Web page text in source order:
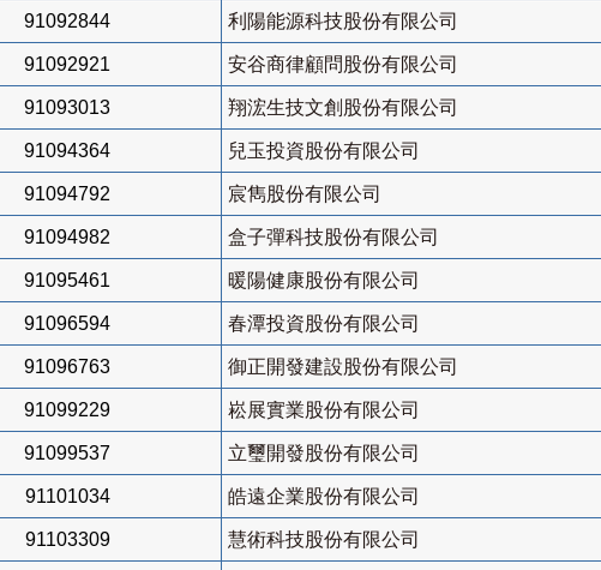
91092844 利陽能源科技股份有限公司
91092921 安谷商律顧問股份有限公司
91093013 翔浤生技文創股份有限公司
91094364 兒玉投資股份有限公司
91094792 宸雋股份有限公司
91094982 盒子彈科技股份有限公司
91095461 暖陽健康股份有限公司
91096594 春潭投資股份有限公司
91096763 御正開發建設股份有限公司
91099229 崧展實業股份有限公司
91099537 立璽開發股份有限公司
91101034 皓遠企業股份有限公司
91103309 慧術科技股份有限公司